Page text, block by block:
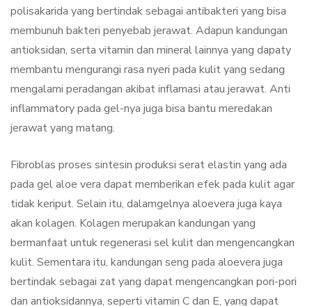
polisakarida yang bertindak sebagai antibakteri yang bisa
membunuh bakteri penyebab jerawat. Adapun kandungan
antioksidan, serta vitamin dan mineral lainnya yang dapaty
membantu mengurangi rasa nyeri pada kulit yang sedang
mengalami peradangan akibat inflamasi atau jerawat. Anti
inflammatory pada gel-nya juga bisa bantu meredakan
jerawat yang matang.
Fibroblas proses sintesin produksi serat elastin yang ada
pada gel aloe vera dapat memberikan efek pada kulit agar
tidak keriput. Selain itu, dalamgelnya aloevera juga kaya
akan kolagen. Kolagen merupakan kandungan yang
bermanfaat untuk regenerasi sel kulit dan mengencangkan
kulit. Sementara itu, kandungan seng pada aloevera juga
bertindak sebagai zat yang dapat mengencangkan pori-pori
dan antioksidannya, seperti vitamin C dan E, yang dapat